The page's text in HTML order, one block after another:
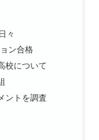
々
ン合格
校について
ントを調査